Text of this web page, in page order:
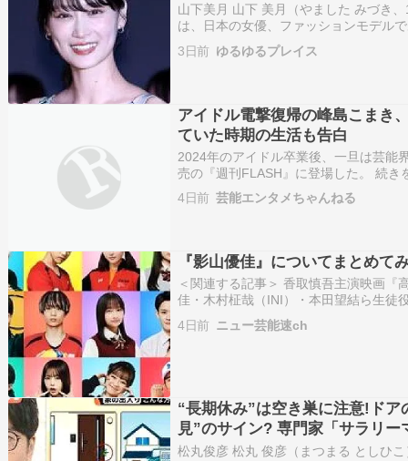
山下美月 山下 美月（やました みづき
は、日本の女優、ファッションモデル
ル。女性アイドルグループ乃木坂46の
合同会社所属。 1999年（平成11年）7
3日前 ゆるゆるプレイス
アイドル電撃復帰の峰島こまき
ていた時期の生活も告白
2024年のアイドル卒業後、一旦は芸能
売の『週刊FLASH』に登場した。 続
アアイドル
4日前 芸能エンタメちゃんねる
『影山優佳』についてまとめて
＜関連する記事＞ 香取慎吾主演映画『
佳・木村柾哉（INI）・本田望結ら生
想いを寄せる同級生・弓木亜梨沙（ゆ
定。日向坂46を卒業後、ドラマ『オク
4日前 ニュー芸能速ch
“長期休み”は空き巣に注意!ド
見”のサイン? 専門家「サラリ
【Nスタ解説】
松丸俊彦 松丸 俊彦（まつまる としひ